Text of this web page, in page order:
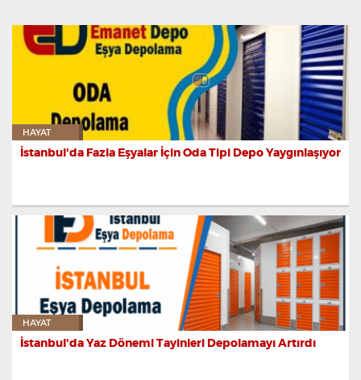
HAYAT
İstanbul'da Fazla Eşyalar İçin Oda Tipi Depo Yaygınlaşıyor
HAYAT
İstanbul'da Yaz Dönemi Tayinleri Depolamayı Artırdı